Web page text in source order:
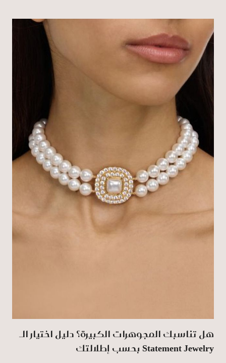
هل تناسبك المجوهرات الكبيرة؟ دليل اختيار الـ
Statement Jewelry بحسب إطلالتك